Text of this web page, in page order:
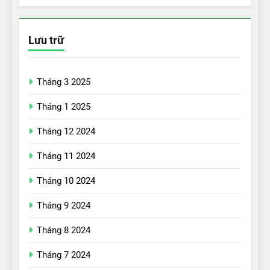
Lưu trữ
Tháng 3 2025
Tháng 1 2025
Tháng 12 2024
Tháng 11 2024
Tháng 10 2024
Tháng 9 2024
Tháng 8 2024
Tháng 7 2024